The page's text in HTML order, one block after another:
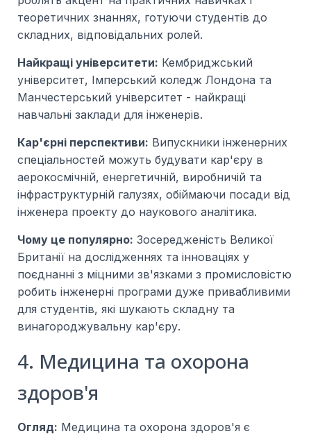
теоретичних знаннях, готуючи студентів до
складних, відповідальних ролей.
Найкращі університети: Кембриджський
університет, Імперський коледж Лондона та
Манчестерський університет - найкращі
навчальні заклади для інженерів.
Кар'єрні перспективи: Випускники інженерних
спеціальностей можуть будувати кар'єру в
аерокосмічній, енергетичній, виробничій та
інфраструктурній галузях, обіймаючи посади від
інженера проекту до наукового аналітика.
Чому це популярно: Зосередженість Великої
Британії на дослідженнях та інноваціях у
поєднанні з міцними зв'язками з промисловістю
робить інженерні програми дуже привабливими
для студентів, які шукають складну та
винагороджувальну кар'єру.
4. Медицина та охорона
здоров'я
Огляд: Медицина та охорона здоров'я є